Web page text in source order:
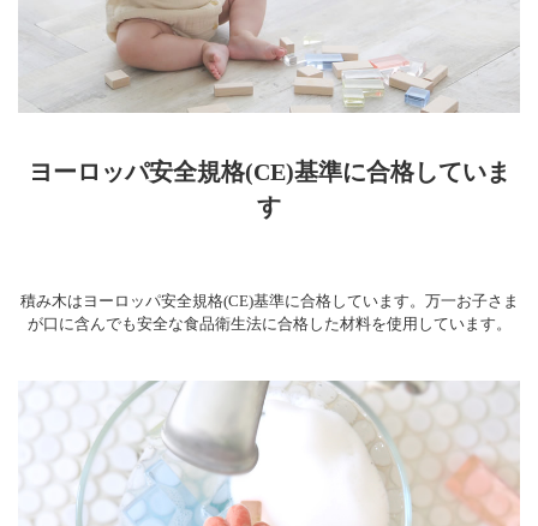
ヨーロッパ安全規格(CE)基準に合格していま
す
積み木はヨーロッパ安全規格(CE)基準に合格しています。万一お子さま
が口に含んでも安全な食品衛生法に合格した材料を使用しています。